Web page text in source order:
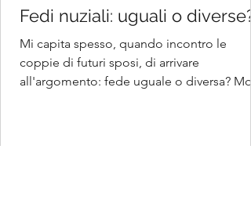
Fedi nuziali: uguali o diverse?
Mi capita spesso, quando incontro le
coppie di futuri sposi, di arrivare
all'argomento: fede uguale o diversa?